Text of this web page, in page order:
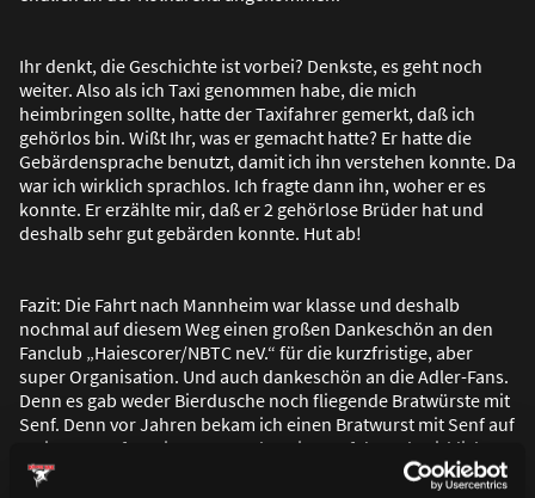
Ihr denkt, die Geschichte ist vorbei? Denkste, es geht noch
weiter. Also als ich Taxi genommen habe, die mich
heimbringen sollte, hatte der Taxifahrer gemerkt, daß ich
gehörlos bin. Wißt Ihr, was er gemacht hatte? Er hatte die
Gebärdensprache benutzt, damit ich ihn verstehen konnte. Da
war ich wirklich sprachlos. Ich fragte dann ihn, woher er es
konnte. Er erzählte mir, daßer 2 gehörlose Brüder hat und
deshalb sehr gut gebärden konnte. Hut ab!
Fazit: Die Fahrt nach Mannheim war klasse und deshalb
nochmal auf diesem Weg einen großen Dankeschön an den
Fanclub „Haiescorer/NBTC neV.“ für die kurzfristige, aber
super Organisation. Und auch dankeschön an die Adler-Fans.
Denn es gab weder Bierdusche noch fliegende Bratwürste mit
Senf. Denn vor Jahren bekam ich einen Bratwurst mit Senf auf
meinem Kopf serviert. Da stank mein Kopf danach wirklich
nach Senf.